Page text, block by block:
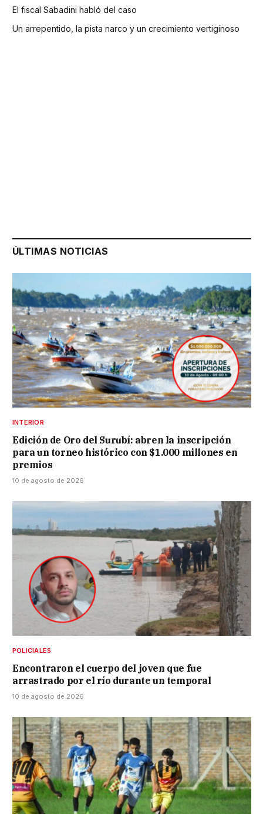
El fiscal Sabadini habló del caso
Un arrepentido, la pista narco y un crecimiento vertiginoso
ÚLTIMAS NOTICIAS
INTERIOR
Edición de Oro del Surubí: abren la inscripción
para un torneo histórico con $1.000 millones en
premios
10 de agosto de 2026
POLICIALES
Encontraron el cuerpo del joven que fue
arrastrado por el río durante un temporal
10 de agosto de 2026